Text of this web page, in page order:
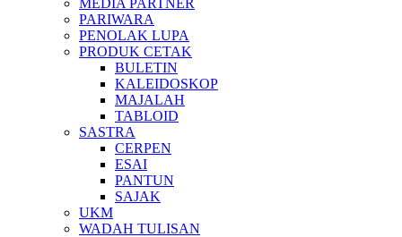
MEDIA PARTNER
PARIWARA
PENOLAK LUPA
PRODUK CETAK
BULETIN
KALEIDOSKOP
MAJALAH
TABLOID
SASTRA
CERPEN
ESAI
PANTUN
SAJAK
UKM
WADAH TULISAN